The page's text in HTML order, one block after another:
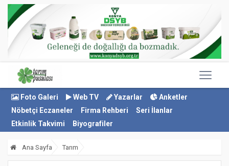
Foto Galeri Web TV Yazarlar
Anketler
Nöbetçi Eczaneler
Firma Rehberi
Seri İlanlar
Etkinlik Takvimi
Biyografiler
Ana Sayfa Tarım